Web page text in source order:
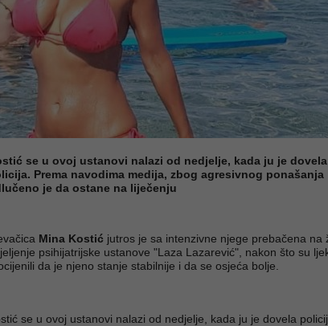
se u ovoj ustanovi nalazi od nedjelje, kada ju je dovela
Prema navodima medija, zbog agresivnog ponašanja
je da ostane na liječenju
Mina Kostić jutros je sa intenzivne njege prebačena na
psihijatrijske ustanove "Laza Lazarević", nakon što su
da je njeno stanje stabilnije i da se osjeća bolje.
se u ovoj ustanovi nalazi od nedjelje, kada ju je dovela